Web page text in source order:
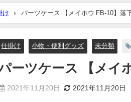
け パーツケース 【メイホウ FB-10】落
仕掛け 小物・便利グッズ 未分類
ーツケース 【メイ
2021年11月20日 2021年11月20日